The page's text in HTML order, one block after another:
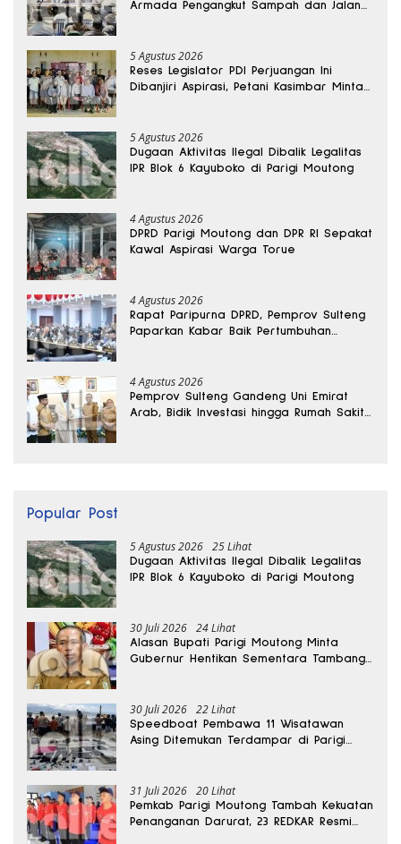
Armada Pengangkut Sampah dan Jalan
5 Agustus 2026
Reses Legislator PDI Perjuangan Ini
Dibanjiri Aspirasi, Petani Kasimbar Minta
5 Agustus 2026
Dugaan Aktivitas Ilegal Dibalik Legalitas
IPR Blok 6 Kayuboko di Parigi Moutong
4 Agustus 2026
DPRD Parigi Moutong dan DPR RI Sepakat
Kawal Aspirasi Warga Torue
4 Agustus 2026
Rapat Paripurna DPRD, Pemprov Sulteng
Paparkan Kabar Baik Pertumbuhan
4 Agustus 2026
Pemprov Sulteng Gandeng Uni Emirat
Arab, Bidik Investasi hingga Rumah Sakit
Popular Post
5 Agustus 2026 25 Lihat
Dugaan Aktivitas Ilegal Dibalik Legalitas
IPR Blok 6 Kayuboko di Parigi Moutong
30 Juli 2026 24 Lihat
Alasan Bupati Parigi Moutong Minta
Gubernur Hentikan Sementara Tambang
30 Juli 2026 22 Lihat
Speedboat Pembawa 11 Wisatawan
Asing Ditemukan Terdampar di Parigi
31 Juli 2026 20 Lihat
Pemkab Parigi Moutong Tambah Kekuatan
Penanganan Darurat, 23 REDKAR Resmi